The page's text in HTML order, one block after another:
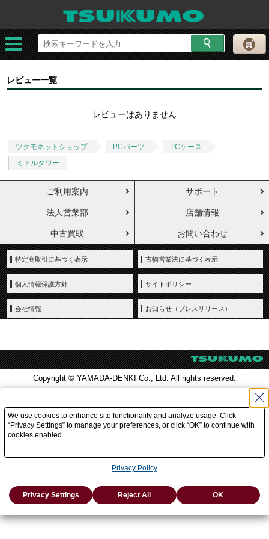
レビュー一覧
レビューはありません
ツクモネットショップ PCパーツ
PCケース
ミドルタワー
ご利用案内 サポート
法人営業部 店舗情報
中古買取 お問い合わせ
特定商取引に基づく表示 古物営業法に基づく表示
個人情報保護方針 サイトポリシー
会社情報 お知らせ（プレスリリース）
Copyright © YAMADA-DENKI Co., Ltd. All rights reserved.
We use cookies to enhance site functionality and analyze usage. Click
“Privacy Settings” to manage your preferences, or click “OK” to continue with
cookies enabled.
Privacy Policy
Privacy Settings Reject All OK